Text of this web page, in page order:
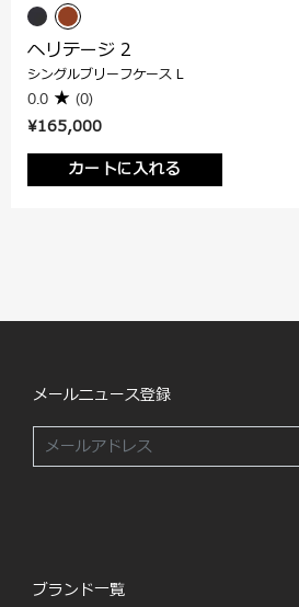
¥165,000
カートに入れる
ヘリテージ 2
シングルブリーフケース L
0.0 (0)
メールニュース登録
ブランド一覧